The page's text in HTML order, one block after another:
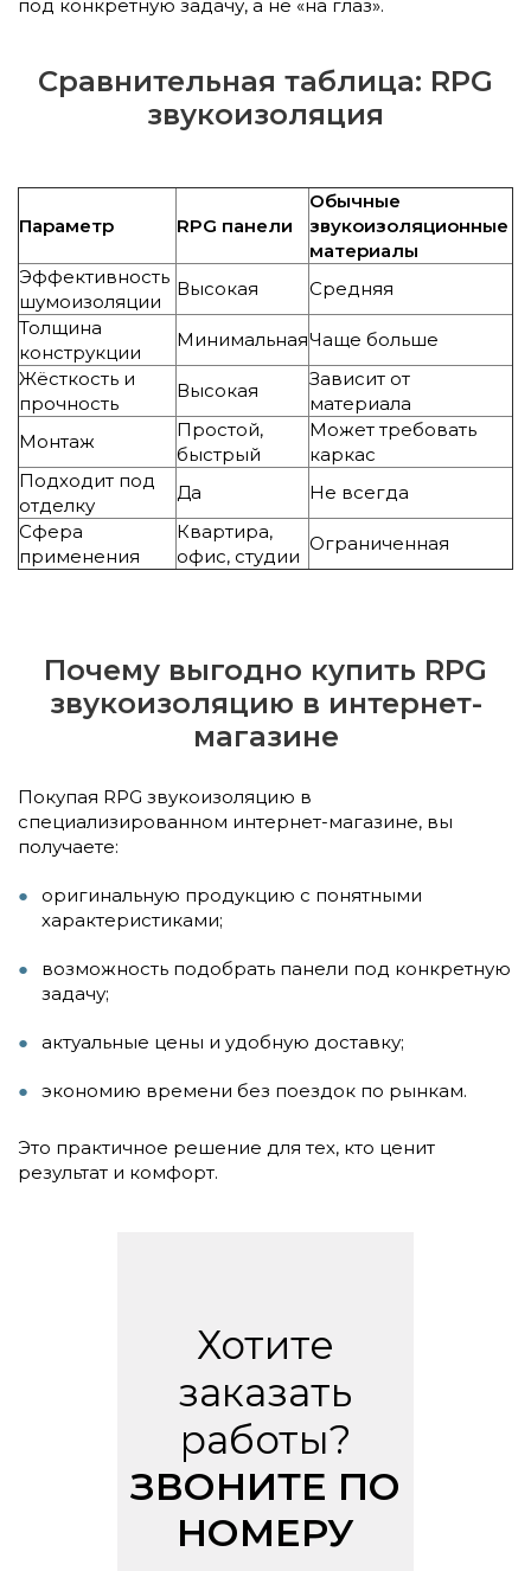
под конкретную задачу, а не «на глаз».
Сравнительная таблица: RPG
звукоизоляция
Параметр RPG панели
Обычные
звукоизоляционные
материалы
Эффективность
шумоизоляции
Высокая
Средняя
Толщина
конструкции
МинимальнаяЧаще больше
Жёсткость и
прочность
Высокая
Зависит от
материала
Монтаж
Простой,
быстрый
Может требовать
каркас
Подходит под
отделку
Да
Не всегда
Сфера
применения
Квартира,
офис, студии
Ограниченная
Почему выгодно купить RPG
звукоизоляцию в интернет-
магазине
Покупая RPG звукоизоляцию в
специализированном интернет-магазине, вы
получаете:
оригинальную продукцию с понятными
характеристиками;
возможность подобрать панели под конкретную
задачу;
актуальные цены и удобную доставку;
экономию времени без поездок по рынкам.
Это практичное решение для тех, кто ценит
результат и комфорт.
Хотите
заказать
работы?
ЗВОНИТЕ ПО
НОМЕРУ